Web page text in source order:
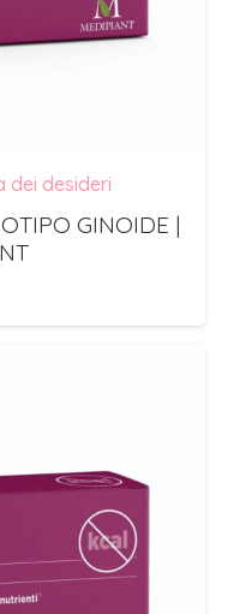
dei desideri
GINOIDE |